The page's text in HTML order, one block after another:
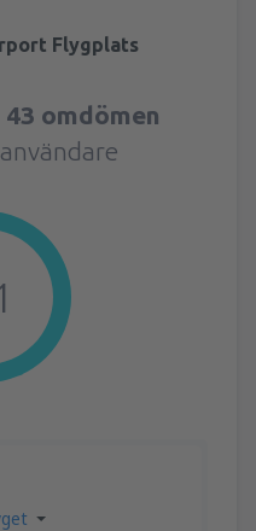
Flygplats
43 omdömen